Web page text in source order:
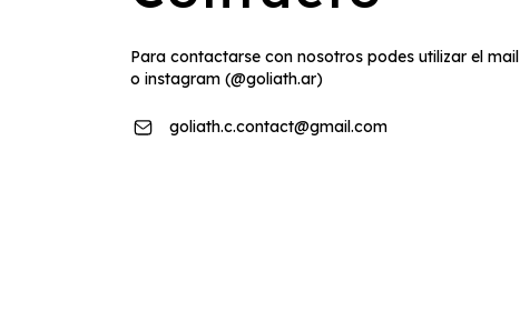
Para contactarse con nosotros podes utilizar el mail
o instagram (@goliath.ar)
goliath.c.contact@gmail.com